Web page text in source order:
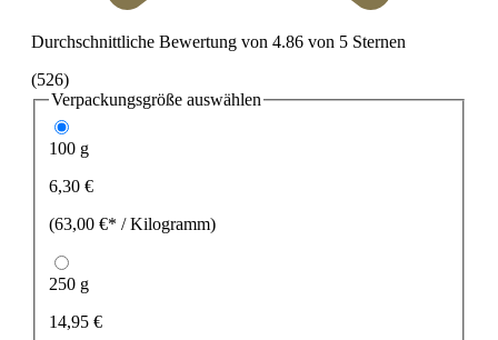
Durchschnittliche Bewertung von 4.86 von 5 Sternen
(526)
Verpackungsgröße auswählen
100 g
6,30 €
(63,00 €* / Kilogramm)
250 g
14,95 €